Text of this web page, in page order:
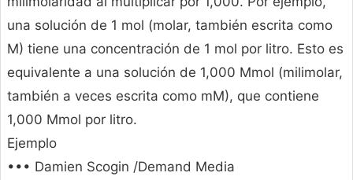
una solución de 1 mol (molar, también escrita como
M) tiene una concentración de 1 mol por litro. Esto es
equivalente a una solución de 1,000 Mmol (milimolar,
también a veces escrita como mM), que contiene
1,000 Mmol por litro.
Ejemplo
••• Damien Scogin /Demand Media